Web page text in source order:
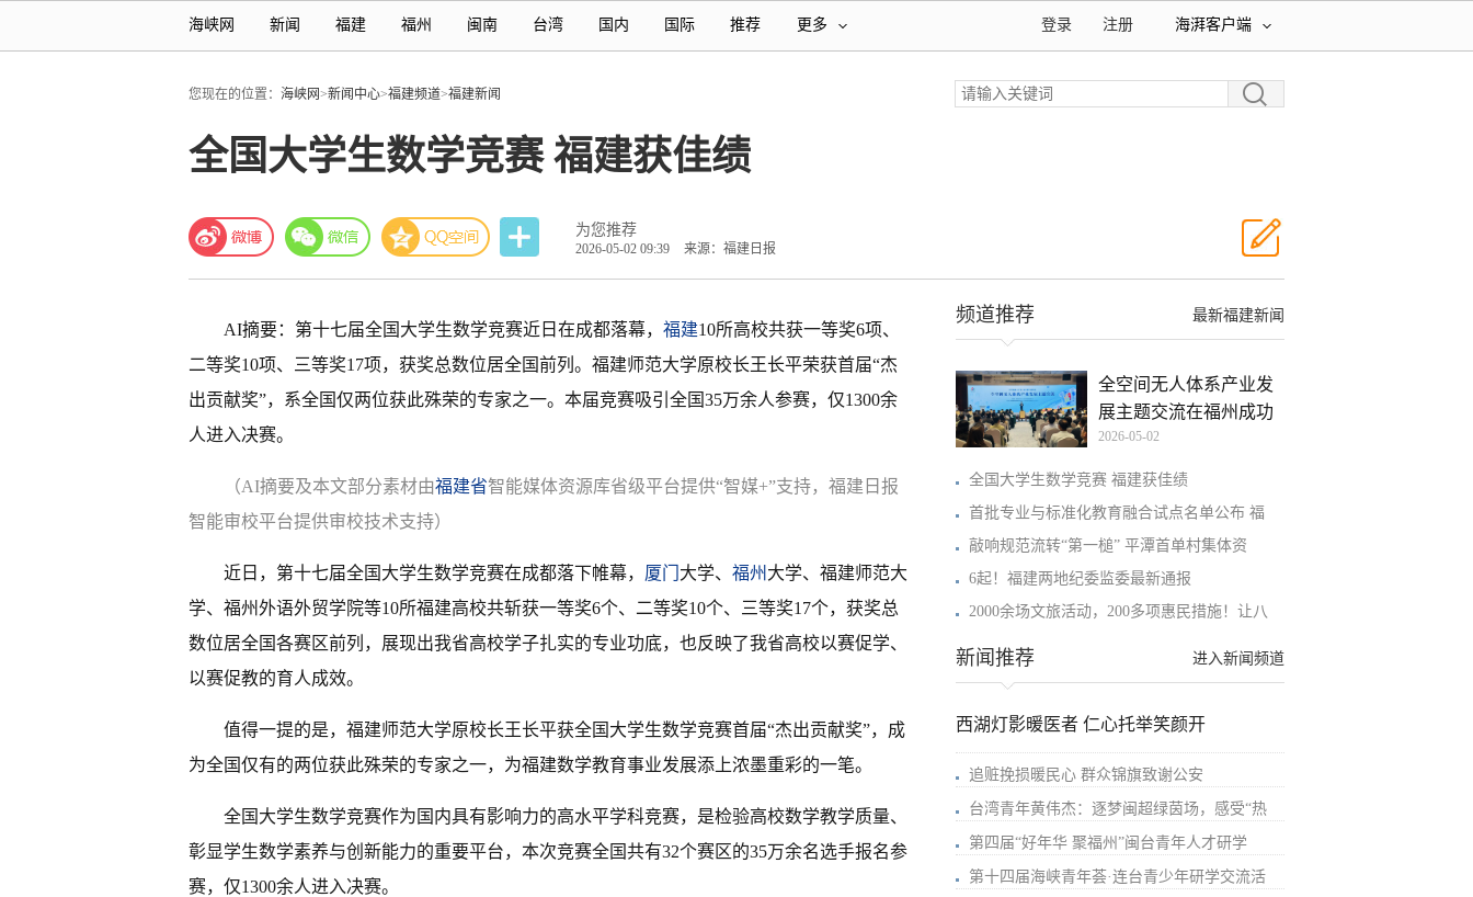
海峡网 新闻 福建 福州 闽南 台湾 国内 国际 推荐 更多 海湃客户端
注册
登录
您现在的位置： 海峡网>新闻中心>福建频道>福建新闻
全国大学生数学竞赛 福建获佳绩
为您推荐
2026-05-02 09:39 来源：福建日报
AI摘要：第十七届全国大学生数学竞赛近日在成都落幕， 福建10所高校共获一等奖6项、
二等奖10项、三等奖17项，获奖总数位居全国前列。福建师范大学原校长王长平荣获首届“杰
出贡献奖”，系全国仅两位获此殊荣的专家之一。本届竞赛吸引全国35万余人参赛，仅1300余
人进入决赛。
（AI摘要及本文部分素材由福建省智能媒体资源库省级平台提供“智媒+”支持，福建日报
智能审校平台提供审校技术支持）
近日，第十七届全国大学生数学竞赛在成都落下帷幕， 厦门 大学、 福州 大学、福建师范大
学、福州外语外贸学院等10所福建高校共斩获一等奖6个、二等奖10个、三等奖17个，获奖总
数位居全国各赛区前列，展现出我省高校学子扎实的专业功底，也反映了我省高校以赛促学、
以赛促教的育人成效。
值得一提的是，福建师范大学原校长王长平获全国大学生数学竞赛首届“杰出贡献奖”，成
为全国仅有的两位获此殊荣的专家之一，为福建数学教育事业发展添上浓墨重彩的一笔。
全国大学生数学竞赛作为国内具有影响力的高水平学科竞赛，是检验高校数学教学质量、
彰显学生数学素养与创新能力的重要平台，本次竞赛全国共有32个赛区的35万余名选手报名参
赛，仅1300余人进入决赛。
最新福建新闻
频道推荐
全空间无人体系产业发
展主题交流在福州成功
举
2026-05-02
全国大学生数学竞赛 福建获佳绩
首批专业与标准化教育融合试点名单公布 福
敲响规范流转“第一槌” 平潭首单村集体资
6起！福建两地纪委监委最新通报
2000余场文旅活动，200多项惠民措施！让八
进入新闻频道
新闻推荐
西湖灯影暖医者 仁心托举笑颜开
追赃挽损暖民心 群众锦旗致谢公安
台湾青年黄伟杰：逐梦闽超绿茵场，感受“热
第四届“好年华 聚福州”闽台青年人才研学
第十四届海峡青年荟·连台青少年研学交流活